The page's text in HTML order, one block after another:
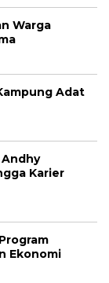
Warga
Adat
Andhy
Karier
Ekonomi